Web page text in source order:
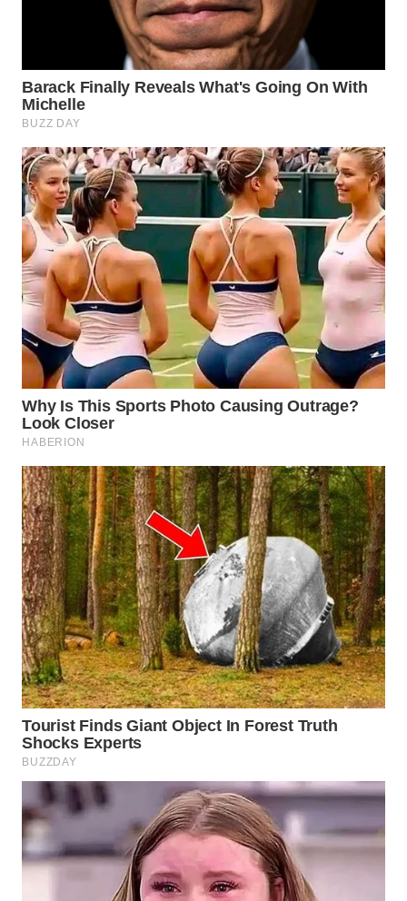
WN
SURABAYA
WN
NATUNA
WN
BINTAN
WN
MANDALIKA
WN
LIKUPANG
WN
LABUANBAJO
WN
BORNEO
Wahana
Media
Group
WAHANA
NEWS
WAHANA
TANI
WAHANA
ADVOKAT
INFRASTRUKTUR